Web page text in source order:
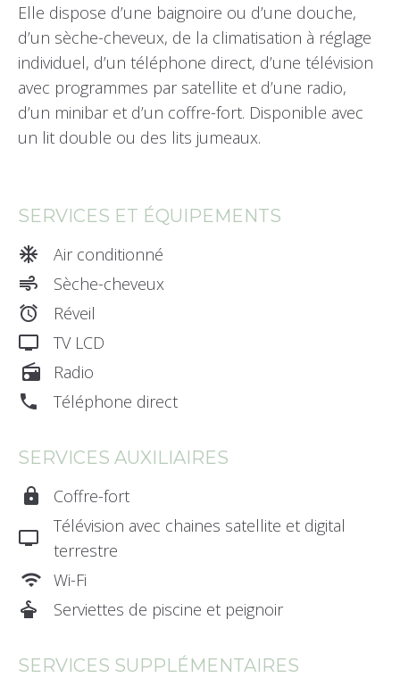
Elle dispose d’une baignoire ou d’une douche,
d’un sèche-cheveux, de la climatisation à réglage
individuel, d’un téléphone direct, d’une télévision
avec programmes par satellite et d’une radio,
d’un minibar et d’un coffre-fort. Disponible avec
un lit double ou des lits jumeaux.
SERVICES ET ÉQUIPEMENTS
ac_unit_0Air conditionné
air_0Sèche-cheveux
alarm_smart_wake
Réveil
tv_gen
TV LCD
radio
Radio
phone_0Téléphone direct
SERVICES AUXILIAIRES
lock
Coffre-fort
tv_gen
Télévision avec chaines satellite et digital
terrestre
wifi Wi-Fi
dry_cleaning_1Serviettes de piscine et peignoir
SERVICES SUPPLÉMENTAIRES